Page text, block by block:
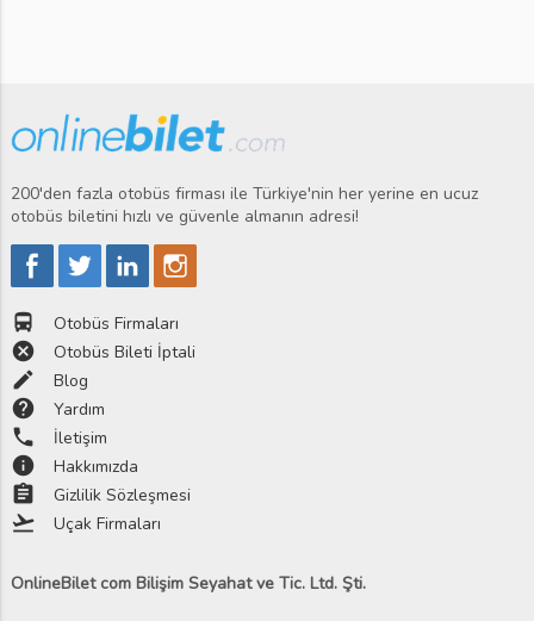
200'den fazla otobüs firması ile Türkiye'nin her yerine en ucuz
otobüs biletini hızlı ve güvenle almanın adresi!
directions_bus Otobüs Firmaları
cancel Otobüs Bileti İptali
edit Blog
help Yardım
phone İletişim
info Hakkımızda
assignment Gizlilik Sözleşmesi
flight_takeoff Uçak Firmaları
OnlineBilet com Bilişim Seyahat ve Tic. Ltd. Şti.